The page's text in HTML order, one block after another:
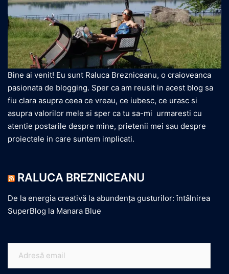
Bine ai venit! Eu sunt Raluca Brezniceanu, o craioveanca
pasionata de blogging. Sper ca am reusit in acest blog sa
fiu clara asupra ceea ce vreau, ce iubesc, ce urasc si
asupra valorilor mele si sper ca tu sa-mi urmaresti cu
atentie postarile despre mine, prietenii mei sau despre
proiectele in care suntem implicati.
RALUCA BREZNICEANU
De la energia creativă la abundența gusturilor: întâlnirea
SuperBlog la Manara Blue
email